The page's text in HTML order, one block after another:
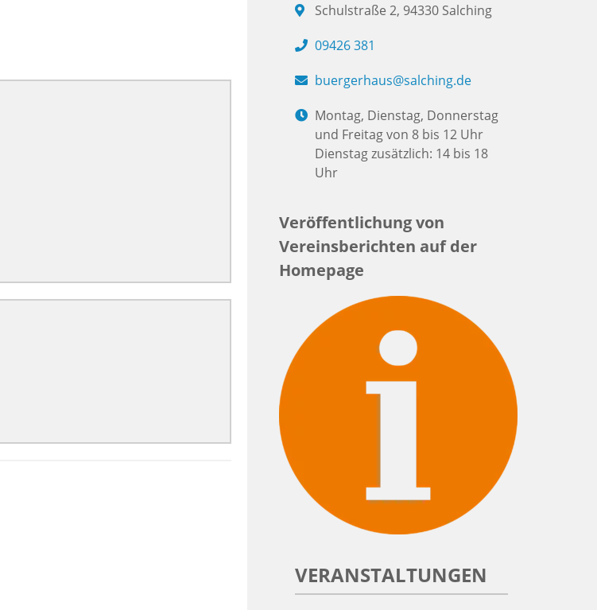
Schulstraße 2, 94330 Salching
09426 381
buergerhaus@salching.de
Montag, Dienstag, Donnerstag
und Freitag von 8 bis 12 Uhr
Dienstag zusätzlich: 14 bis 18
Uhr
Veröffentlichung von
Vereinsberichten auf der
Homepage
VERANSTALTUNGEN